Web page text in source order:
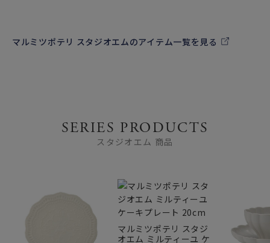
○色ムラSTRONG
○釉垂・化粧垂
釉薬や化粧土を手作業でかけることによるムラや、焼成中の
土を主成分とする陶器には、素焼きの段階で器に多くの空気
が含まれており、これが焼成時に気泡となって釉薬の表面に
小さな穴となって現れます。これをピンホールといいます。
マルミツポテリ スタジオエムのアイテム一覧を見る
SERIES PRODUCTS
スタジオエム 商品
マルミツポテリ スタジ
オエム ミルティーユ ケ